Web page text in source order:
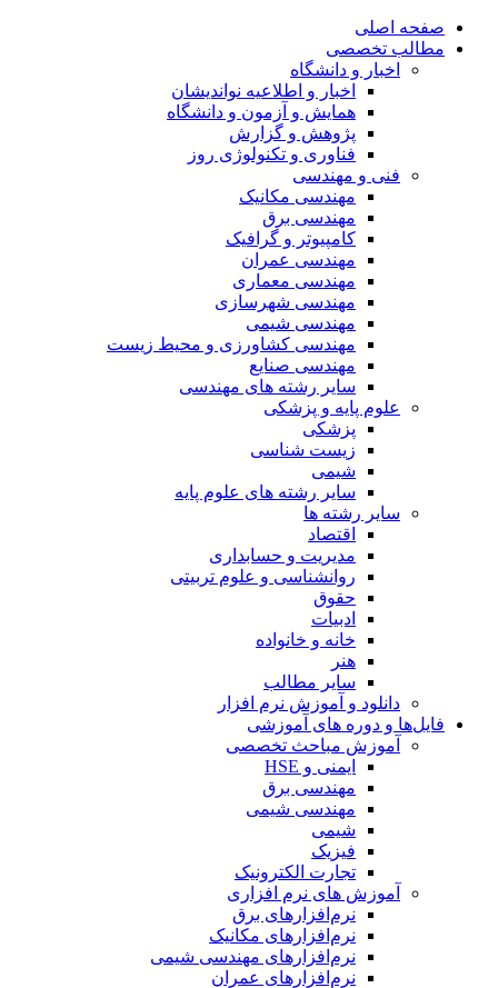
صفحه اصلی
مطالب تخصصی
اخبار و دانشگاه
اخبار و اطلاعیه نواندیشان
همایش و آزمون و دانشگاه
پژوهش و گزارش
فناوری و تکنولوژی روز
فنی و مهندسی
مهندسی مکانیک
مهندسی برق
کامپیوتر و گرافیک
مهندسی عمران
مهندسی معماری
مهندسی شهرسازی
مهندسی شیمی
مهندسی کشاورزی و محیط زیست
مهندسی صنایع
سایر رشته های مهندسی
علوم پایه و پزشکی
پزشکی
زیست شناسی
شیمی
سایر رشته های علوم پایه
سایر رشته ها
اقتصاد
مدیریت و حسابداری
روانشناسی و علوم تربیتی
حقوق
ادبیات
خانه و خانواده
هنر
سایر مطالب
دانلود و آموزش نرم افزار
فایل‌ها و دوره های آموزشی
آموزش مباحث تخصصی
ایمنی و HSE
مهندسی برق
مهندسی شیمی
شیمی
فیزیک
تجارت الکترونیک
آموزش های نرم افزاری
نرم‌افزارهای برق
نرم‌افزارهای مکانیک
نرم‌افزارهای مهندسی شیمی
نرم‌افزارهای عمران